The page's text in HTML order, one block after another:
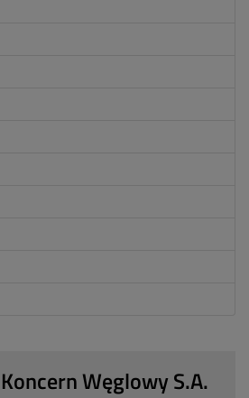
Węglowy S.A.